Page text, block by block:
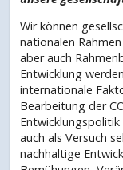
Wir können
nationalen
aber auch
Entwicklung
internationale
Bearbeitung der
auch als Versuch
nachhaltige